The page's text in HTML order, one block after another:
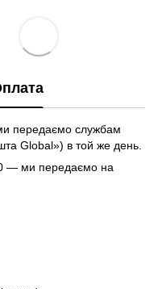
передаємо службам
Global») в той же день.
— ми передаємо на